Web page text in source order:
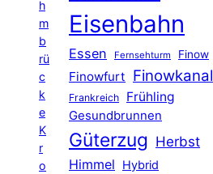
h
m
b
rü
c
k
e
K
r
o
Eisenbahn
Essen Fernsehturm Finow
Finowfurt Finowkanal
Frankreich Frühling
Gesundbrunnen
Güterzug Herbst
Himmel
Hybrid